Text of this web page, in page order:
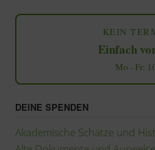
KEIN
Einfach
Mo - Fr:
DEINE SPENDEN
Akademische Schätze und